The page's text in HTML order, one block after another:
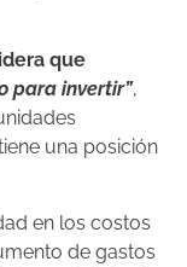
que
para invertir”,
una posición
en los costos
de gastos